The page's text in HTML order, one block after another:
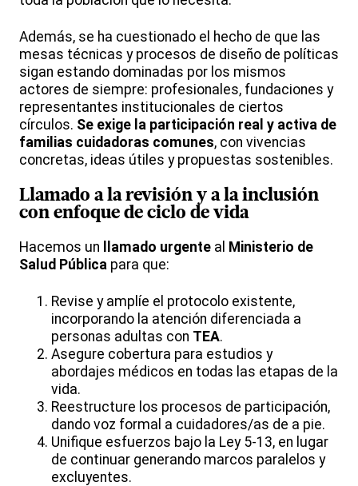
Además, se ha cuestionado el hecho de que las
mesas técnicas y procesos de diseño de políticas
sigan estando dominadas por los mismos
actores de siempre: profesionales, fundaciones y
representantes institucionales de ciertos
círculos. Se exige la participación real y activa de
familias cuidadoras comunes, con vivencias
concretas, ideas útiles y propuestas sostenibles.
Llamado a la revisión y a la inclusión
con enfoque de ciclo de vida
Hacemos un llamado urgente al Ministerio de
Salud Pública para que:
Revise y amplíe el protocolo existente,
incorporando la atención diferenciada a
personas adultas con TEA.
Asegure cobertura para estudios y
abordajes médicos en todas las etapas de la
vida.
Reestructure los procesos de participación,
dando voz formal a cuidadores/as de a pie.
Unifique esfuerzos bajo la Ley 5-13, en lugar
de continuar generando marcos paralelos y
excluyentes.